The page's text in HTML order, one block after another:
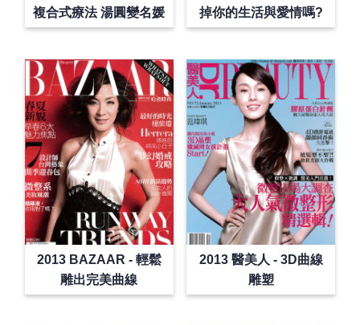
複合式療法 湯圓變名媛
掉你的生活與愛情嗎?
2013 BAZAAR - 輕鬆
雕出完美曲線
2013 醫美人 - 3D曲線
雕塑